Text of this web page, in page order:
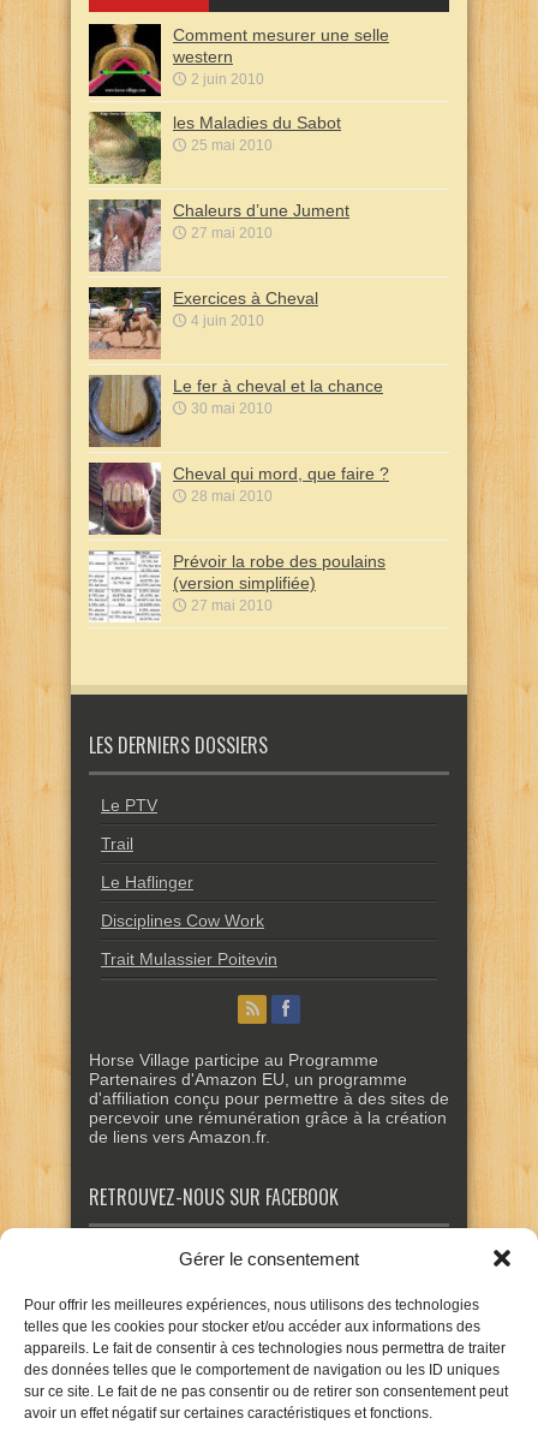
Gérer le consentement
Pour offrir les meilleures expériences, nous utilisons des technologies
telles que les cookies pour stocker et/ou accéder aux informations des
appareils. Le fait de consentir à ces technologies nous permettra de traiter
des données telles que le comportement de navigation ou les ID uniques
sur ce site. Le fait de ne pas consentir ou de retirer son consentement peut
avoir un effet négatif sur certaines caractéristiques et fonctions.
Comment mesurer une selle
western
2 juin 2010
les Maladies du Sabot
25 mai 2010
Chaleurs d’une Jument
27 mai 2010
Exercices à Cheval
4 juin 2010
Le fer à cheval et la chance
30 mai 2010
Cheval qui mord, que faire ?
28 mai 2010
Prévoir la robe des poulains
(version simplifiée)
27 mai 2010
LES DERNIERS DOSSIERS
Le PTV
Trail
Le Haflinger
Disciplines Cow Work
Trait Mulassier Poitevin
Horse Village participe au Programme
Partenaires d'Amazon EU, un programme
d'affiliation conçu pour permettre à des sites de
percevoir une rémunération grâce à la création
de liens vers Amazon.fr.
RETROUVEZ-NOUS SUR FACEBOOK